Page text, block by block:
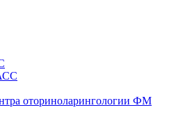
оториноларингологии ФМ